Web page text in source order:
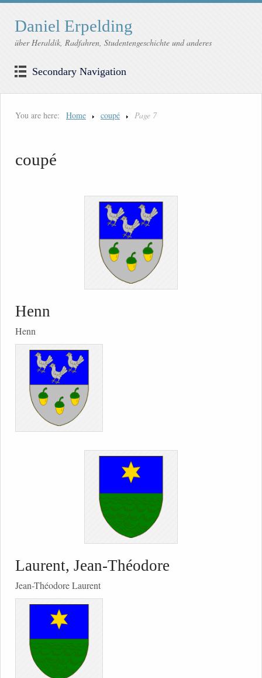
Daniel Erpelding
über Heraldik, Radfahren, Studentengeschichte und anderes
Secondary Navigation
You are here: Home coupé Page 7
coupé
Henn
Henn
Laurent, Jean-Théodore
Jean-Théodore Laurent